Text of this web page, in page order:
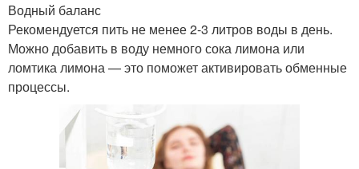
Водный баланс
Рекомендуется пить не менее 2-3 литров воды в день.
Можно добавить в воду немного сока лимона или
ломтика лимона — это поможет активировать обменные
процессы.